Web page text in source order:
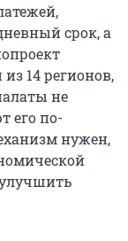
срок, а
14 регионов,
не
его по-
нужен,